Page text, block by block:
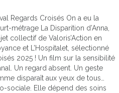
Regards Croisés On a eu la
métrage La Disparition d’Anna,
collectif de Valoris’Action en
et L’Hospitalet, sélectionné
2025 ! Un film sur la sensibilité
Un regard absent. Un geste
disparaît aux yeux de tous…
sociale. Elle dépend des soins